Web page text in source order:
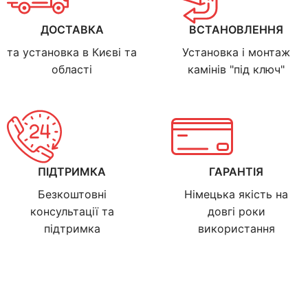
ДОСТАВКА
та установка в Києві та
області
ВСТАНОВЛЕННЯ
Установка і монтаж
камінів "під ключ"
ПІДТРИМКА
Безкоштовні
консультації та
підтримка
ГАРАНТІЯ
Німецька якість на
довгі роки
використання